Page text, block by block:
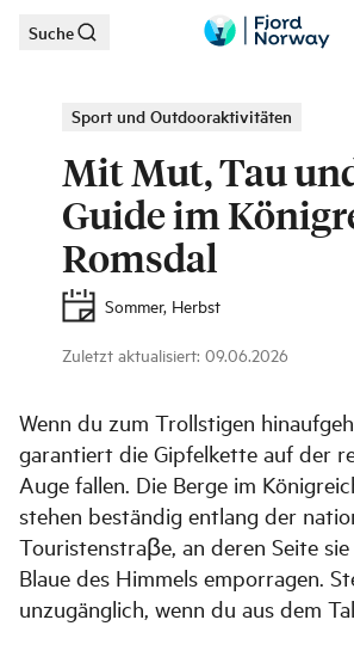
Zum Hauptinhalt
Suche
Sport und Outdooraktivitäten
Mit Mut, Tau
Guide im
Romsdal
Sommer, Herbst
Zuletzt aktualisiert: 09.06.2026
Willkommen in einer mystischen
Wenn du zum Trollstigen
garantiert die Gipfelkette auf der
Auge fallen. Die Berge im
stehen beständig entlang der
Touristenstraβe, an deren Seite
Blaue des Himmels emporragen.
unzugänglich, wenn du aus dem